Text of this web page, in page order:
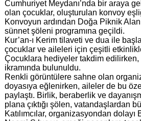
Cumhuriyet Meydanı’nda bir araya
olan çocuklar, oluşturulan konvoy
Konvoyun ardından Doğa Piknik
sünnet şöleni programına geçildi.
Kur’an-ı Kerim tilaveti ve dua ile
çocuklar ve aileleri için çeşitli
Çocuklara hediyeler takdim edilirken,
ikramında bulunuldu.
Renkli görüntülere sahne olan
doyasıya eğlenirken, aileler de bu
paylaştı. Birlik, beraberlik ve
plana çıktığı şölen, vatandaşlardan
Katılımcılar, organizasyondan dolayı